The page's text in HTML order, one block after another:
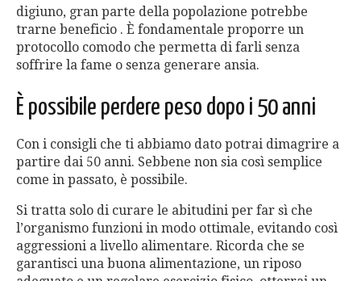
digiuno, gran parte della popolazione potrebbe
trarne beneficio . È fondamentale proporre un
protocollo comodo che permetta di farli senza
soffrire la fame o senza generare ansia.
È possibile perdere peso dopo i 50 anni
Con i consigli che ti abbiamo dato potrai dimagrire a
partire dai 50 anni. Sebbene non sia così semplice
come in passato, è possibile.
Si tratta solo di curare le abitudini per far sì che
l’organismo funzioni in modo ottimale, evitando così
aggressioni a livello alimentare. Ricorda che se
garantisci una buona alimentazione, un riposo